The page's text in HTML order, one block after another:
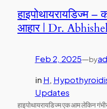
हाइपोथायरायडिज्म
आहार | Dr.
Feb 2, 2025—by
in H,
Updates
हाइपोथायरायडिज्म एक आम लेकिन